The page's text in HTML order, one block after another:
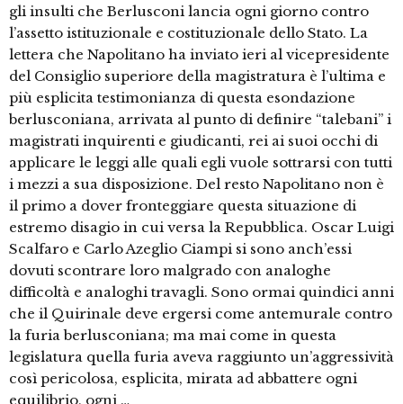
gli insulti che Berlusconi lancia ogni giorno contro
l’assetto istituzionale e costituzionale dello Stato. La
lettera che Napolitano ha inviato ieri al vicepresidente
del Consiglio superiore della magistratura è l’ultima e
più esplicita testimonianza di questa esondazione
berlusconiana, arrivata al punto di definire “talebani” i
magistrati inquirenti e giudicanti, rei ai suoi occhi di
applicare le leggi alle quali egli vuole sottrarsi con tutti
i mezzi a sua disposizione. Del resto Napolitano non è
il primo a dover fronteggiare questa situazione di
estremo disagio in cui versa la Repubblica. Oscar Luigi
Scalfaro e Carlo Azeglio Ciampi si sono anch’essi
dovuti scontrare loro malgrado con analoghe
difficoltà e analoghi travagli. Sono ormai quindici anni
che il Quirinale deve ergersi come antemurale contro
la furia berlusconiana; ma mai come in questa
legislatura quella furia aveva raggiunto un’aggressività
così pericolosa, esplicita, mirata ad abbattere ogni
equilibrio, ogni …